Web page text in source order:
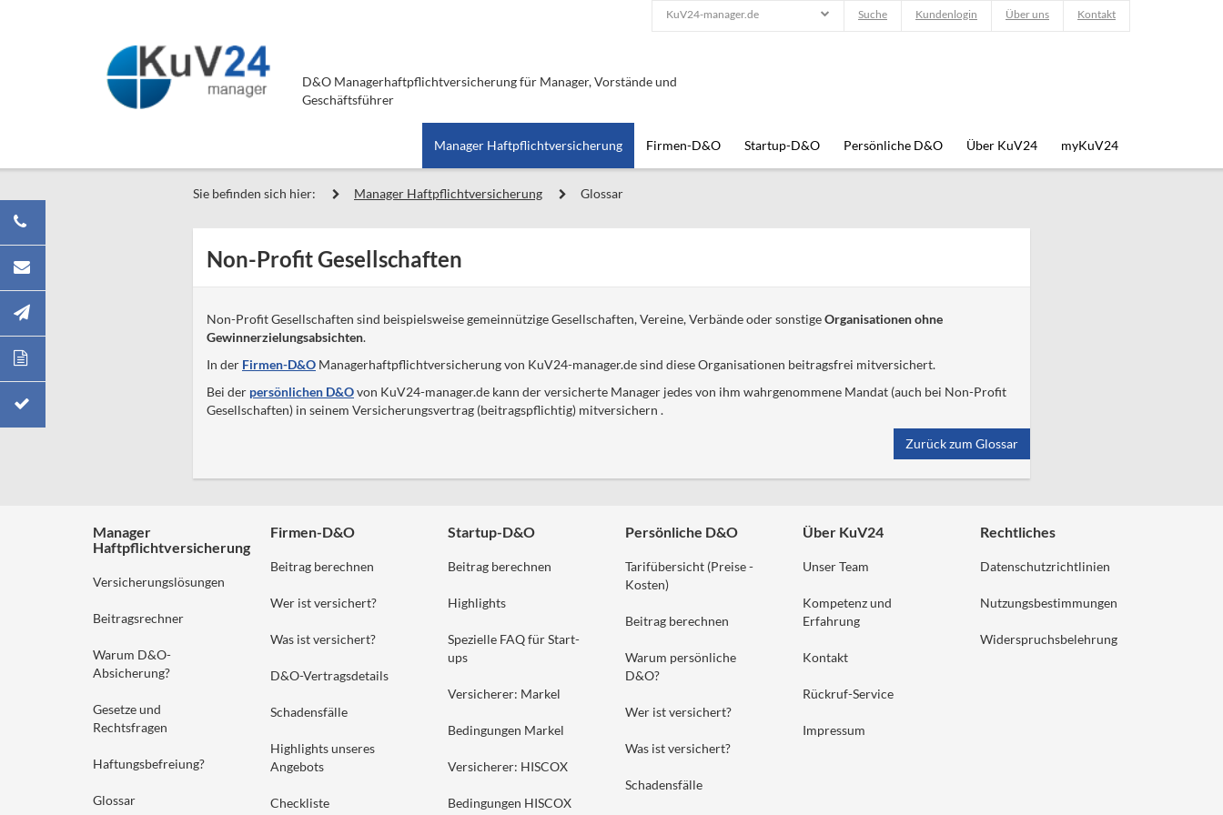
D&O Managerhaftpflichtversicherung für Manager, Vorstände und
Geschäftsführer
KuV24-manager.de Suche Kundenlogin Über uns Kontakt
Manager Haftpflichtversicherung Firmen-D&O Startup-D&O Persönliche D&O Über KuV24 myKuV24
Sie befinden sich hier: Manager Haftpflichtversicherung Glossar
Non-Profit Gesellschaften
Non-Profit Gesellschaften sind beispielsweise gemeinnützige Gesellschaften, Vereine, Verbände oder sonstigeOrganisationen ohne
Gewinnerzielungsabsichten.
In der Firmen-D&O Managerhaftpflichtversicherung von KuV24-manager.de sind diese Organisationen beitragsfrei mitversichert.
Bei der persönlichen D&Ovon KuV24-manager.de kann der versicherte Manager jedes von ihm wahrgenommene Mandat (auch bei Non-Profit
Gesellschaften) in seinem Versicherungsvertrag (beitragspflichtig) mitversichern .
Zurück zum Glossar
Manager
Haftpflichtversicherung
Versicherungslösungen
Beitragsrechner
Warum D&O-
Absicherung?
Gesetze und
Rechtsfragen
Haftungsbefreiung?
Glossar
Firmen-D&O
Beitrag berechnen
Wer ist versichert?
Was ist versichert?
D&O-Vertragsdetails
Schadensfälle
Highlights unseres
Angebots
Checkliste
Startup-D&O
Beitrag berechnen
Highlights
Spezielle FAQ für Start-
ups
Versicherer: Markel
Bedingungen Markel
Versicherer: HISCOX
Bedingungen HISCOX
Persönliche D&O
Tarifübersicht (Preise -
Kosten)
Beitrag berechnen
Warum persönliche
D&O?
Wer ist versichert?
Was ist versichert?
Schadensfälle
Über KuV24
Unser Team
Kompetenz und
Erfahrung
Kontakt
Rückruf-Service
Impressum
Rechtliches
Datenschutzrichtlinien
Nutzungsbestimmungen
Widerspruchsbelehrung